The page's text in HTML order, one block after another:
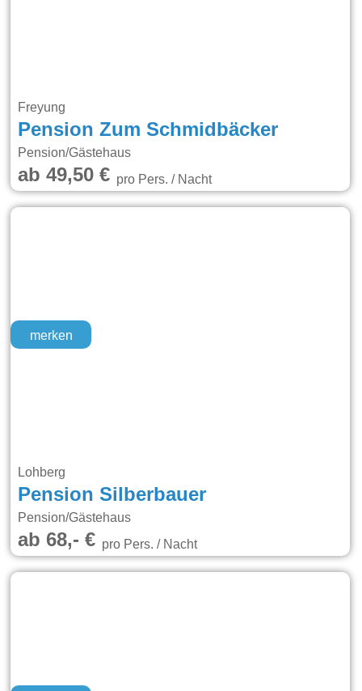
Freyung
Pension Zum Schmidbäcker
Pension/Gästehaus
ab 49,50 €pro Pers. / Nacht
merken
Lohberg
Pension Silberbauer
Pension/Gästehaus
ab 68,- €pro Pers. / Nacht